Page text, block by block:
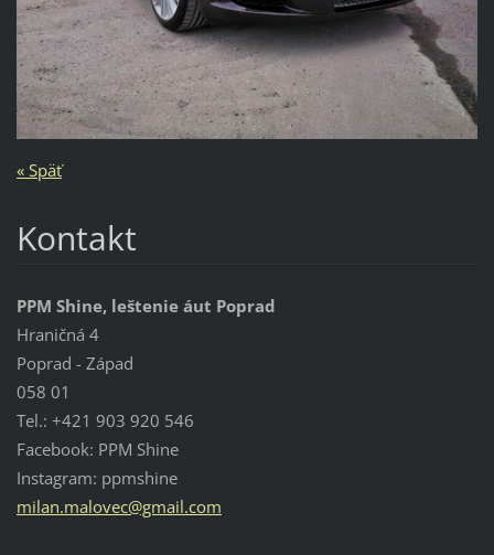
« Späť
Kontakt
PPM Shine, leštenie áut Poprad
Hraničná 4
Poprad - Západ
058 01
Tel.: +421 903 920 546
Facebook: PPM Shine
Instagram: ppmshine
milan.malovec@gmail.com